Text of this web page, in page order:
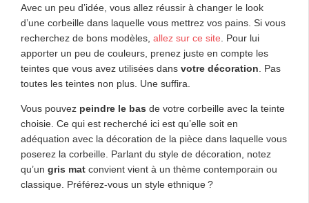
Avec un peu d’idée, vous allez réussir à changer le look
d’une corbeille dans laquelle vous mettrez vos pains. Si vous
recherchez de bons modèles, allez sur ce site. Pour lui
apporter un peu de couleurs, prenez juste en compte les
teintes que vous avez utilisées dans votre décoration. Pas
toutes les teintes non plus. Une suffira.
Vous pouvez peindre le bas de votre corbeille avec la teinte
choisie. Ce qui est recherché ici est qu’elle soit en
adéquation avec la décoration de la pièce dans laquelle vous
poserez la corbeille. Parlant du style de décoration, notez
qu’un gris mat convient vient à un thème contemporain ou
classique. Préférez-vous un style ethnique ?